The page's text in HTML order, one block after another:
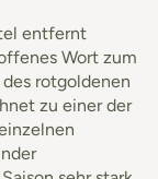
entfernt
Wort zum
rotgoldenen
zu einer der